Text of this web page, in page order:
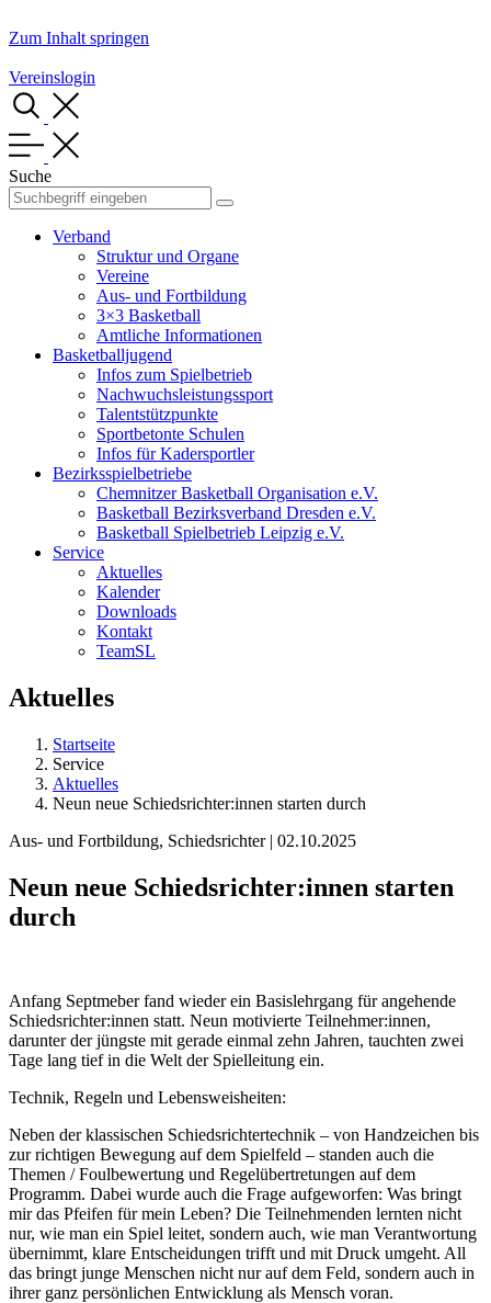
Zum Inhalt springen
Vereinslogin
Suche
Verband
Struktur und Organe
Vereine
Aus- und Fortbildung
3×3 Basketball
Amtliche Informationen
Basketballjugend
Infos zum Spielbetrieb
Nachwuchsleistungssport
Talentstützpunkte
Sportbetonte Schulen
Infos für Kadersportler
Bezirksspielbetriebe
Chemnitzer Basketball Organisation e.V.
Basketball Bezirksverband Dresden e.V.
Basketball Spielbetrieb Leipzig e.V.
Service
Aktuelles
Kalender
Downloads
Kontakt
TeamSL
Aktuelles
Startseite
Service
Aktuelles
Neun neue Schiedsrichter:innen starten durch
Aus- und Fortbildung, Schiedsrichter | 02.10.2025
Neun neue Schiedsrichter:innen starten
durch
Anfang Septmeber fand wieder ein Basislehrgang für angehende
Schiedsrichter:innen statt. Neun motivierte Teilnehmer:innen,
darunter der jüngste mit gerade einmal zehn Jahren, tauchten zwei
Tage lang tief in die Welt der Spielleitung ein.
Technik, Regeln und Lebensweisheiten:
Neben der klassischen Schiedsrichtertechnik – von Handzeichen bis
zur richtigen Bewegung auf dem Spielfeld – standen auch die
Themen / Foulbewertung und Regelübertretungen auf dem
Programm. Dabei wurde auch die Frage aufgeworfen: Was bringt
mir das Pfeifen für mein Leben? Die Teilnehmenden lernten nicht
nur, wie man ein Spiel leitet, sondern auch, wie man Verantwortung
übernimmt, klare Entscheidungen trifft und mit Druck umgeht. All
das bringt junge Menschen nicht nur auf dem Feld, sondern auch in
ihrer ganz persönlichen Entwicklung als Mensch voran.